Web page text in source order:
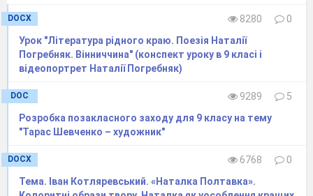
Невольник)
«…не любив ніяких сварок; … бо був козак
друзяка: уже кому чи яка нужда, чи що, то
зарятує й визволить»(М. Черевань)
12. «…був здоровенний козарлюга. Пика
широка, засмалена на сонці; сам опасистий;
довга, густа чуприна, піднявшись перше
довгі, униз позакручувані, аж на жупан
ізвисали; очі так і грають, а чорні, густі
DOCX 8280
0
Урок "Література рідного краю. Поезія Наталії
Погребняк. Вінниччина" (конспект уроку в 9 класі і
відеопортрет Наталії Погребняк)
DOC 9289
5
Розробка позакласного заходу для 9 класу на тему
"Тарас Шевченко – художник"
DOCX 6768
0
Тема. Іван Котляревський. «Наталка Полтавка».